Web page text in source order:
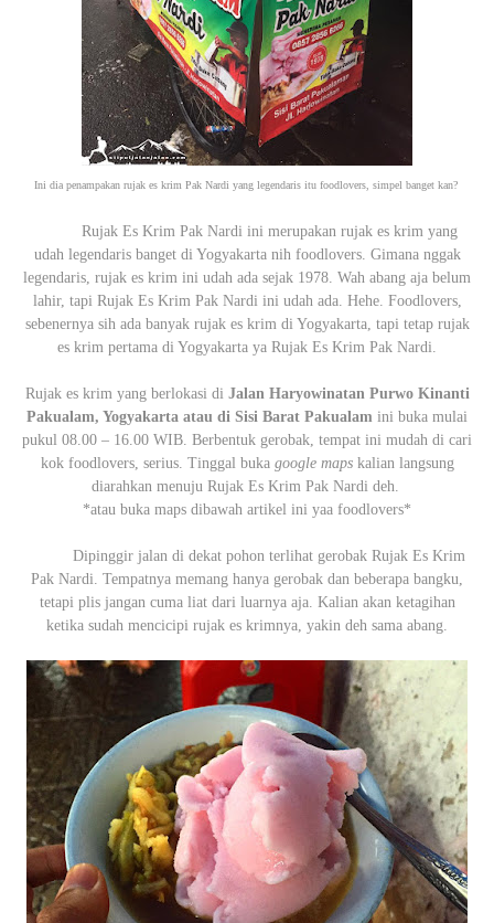
Ini dia penampakan rujak es krim Pak Nardi yang legendaris itu foodlovers, simpel banget kan?
Rujak Es Krim Pak Nardi ini merupakan rujak es krim yang
udah legendaris banget di Yogyakarta nih foodlovers. Gimana nggak
legendaris, rujak es krim ini udah ada sejak 1978. Wah abang aja belum
lahir, tapi Rujak Es Krim Pak Nardi ini udah ada. Hehe. Foodlovers,
sebenernya sih ada banyak rujak es krim di Yogyakarta, tapi tetap rujak
es krim pertama di Yogyakarta ya Rujak Es Krim Pak Nardi.
Rujak es krim yang berlokasi di Jalan Haryowinatan Purwo Kinanti
Pakualam, Yogyakarta atau di Sisi Barat Pakualam ini buka mulai
pukul 08.00 – 16.00 WIB. Berbentuk gerobak, tempat ini mudah di cari
kok foodlovers, serius. Tinggal buka google mapskalian langsung
diarahkan menuju Rujak Es Krim Pak Nardi deh.
*atau buka maps dibawah artikel ini yaa foodlovers*
Dipinggir jalan di dekat pohon terlihat gerobak Rujak Es Krim
Pak Nardi. Tempatnya memang hanya gerobak dan beberapa bangku,
tetapi plis jangan cuma liat dari luarnya aja. Kalian akan ketagihan
ketika sudah mencicipi rujak es krimnya, yakin deh sama abang.